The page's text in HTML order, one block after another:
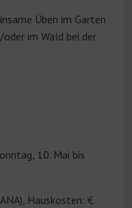
Üben im Garten
im Wald bei der
10. Mai bis
Hauskosten: €